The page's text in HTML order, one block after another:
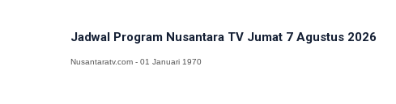
Jadwal Program Nusantara TV Jumat 7 Agustus 2026
Nusantaratv.com - 01 Januari 1970